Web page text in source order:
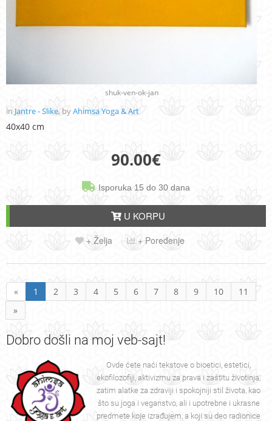
shuk-ven-ok-jan
in Jantre - Slike, byAhimsa Yoga & Art
40x40 cm
90.00€
Isporuka 15 do 30 dana
U KORPU
+ Želja + Poređenje
« 1 2 3 4 5 6 7 8 9 10
11
»
Dobro došli na moj veb-sajt!
Ovde ćete naći tekstove o bioetici, estetici,
ekofilozofiji, aktivizmu za prava i zaštitu životinja,
zatim alatke za zdraviji i spokojniji stil života, kao
što su joga i veganstvo, ali i upotrebne i ukrasne
predmete koje izrađujem, a koji su deo radionice